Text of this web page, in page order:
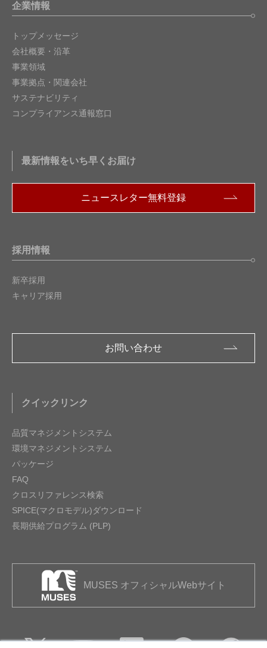
企業情報
トップメッセージ
会社概要・沿革
事業領域
事業拠点・関連会社
サステナビリティ
コンプライアンス通報窓口
最新情報をいち早くお届け
ニュースレター無料登録
採用情報
新卒採用
キャリア採用
お問い合わせ
クイックリンク
品質マネジメントシステム
環境マネジメントシステム
パッケージ
FAQ
クロスリファレンス検索
SPICE(マクロモデル)ダウンロード
長期供給プログラム (PLP)
MUSES オフィシャルWebサイト